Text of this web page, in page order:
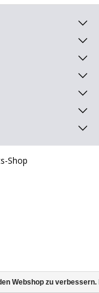
Shop
Webshop zu